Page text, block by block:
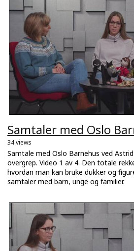
Samtaler med Oslo
34 views
Samtale med Oslo Barnehus ved
overgrep. Video 1 av 4. Den totale
hvordan man kan bruke dukker og
samtaler med barn, unge og familier.